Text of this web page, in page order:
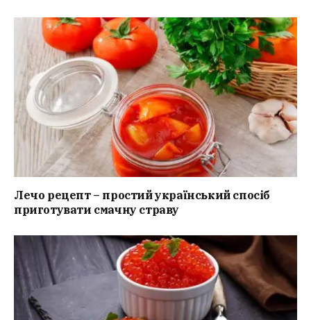
Лечо рецепт – простий український спосіб
приготувати смачну страву